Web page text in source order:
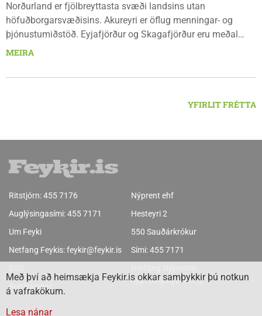
Norðurland er fjölbreyttasta svæði landsins utan
höfuðborgarsvæðisins. Akureyri er öflug menningar- og
þjónustumiðstöð. Eyjafjörður og Skagafjörður eru meðal
bestu landbúnaðarsvæða landsins. Dalvík, Siglufjörður og
svæðinu er verið að þróa orkuverkefni og nýsköpun.
MEIRA
YFIRLIT FRÉTTA
Ritstjórn:455 7176
Auglýsingasími:455 7171
Um Feyki
Netfang Feykis:feykir@feykir.is
Auglýsingar
Nýprent ehf
Hesteyri 2
550 Sauðárkrókur
Sími:455 7171
nyprent@nyprent.is
Með því að heimsækja Feykir.is okkar samþykkir þú notkun
á vafrakökum.
Lesa nánar